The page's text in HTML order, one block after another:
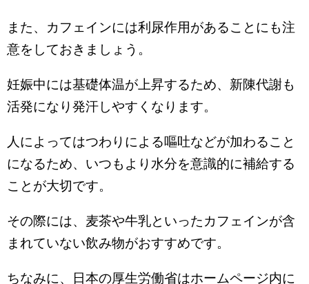
また、カフェインには利尿作用があることにも注
意をしておきましょう。
妊娠中には基礎体温が上昇するため、新陳代謝も
活発になり発汗しやすくなります。
人によってはつわりによる嘔吐などが加わること
になるため、いつもより水分を意識的に補給する
ことが大切です。
その際には、麦茶や牛乳といったカフェインが含
まれていない飲み物がおすすめです。
ちなみに、日本の厚生労働省はホームページ内に